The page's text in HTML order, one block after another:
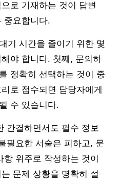
로 기재하는 것이 답변
중요합니다.
기 시간을 줄이기 위한 몇
야 합니다. 첫째, 문의하
정확히 선택하는 것이 중
로 접수되면 담당자에게
수 있습니다.
간결하면서도 필수 정보
필요한 서술은 피하고, 문
위주로 작성하는 것이
문제 상황을 명확히 설